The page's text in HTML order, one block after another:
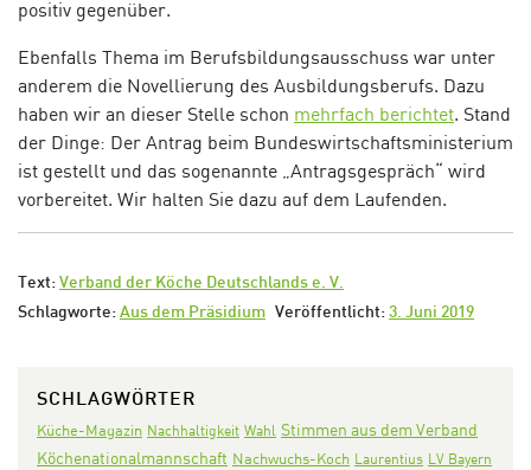
positiv gegenüber.
Ebenfalls Thema im Berufsbildungsausschuss war unter
anderem die Novellierung des Ausbildungsberufs. Dazu
haben wir an dieser Stelle schon mehrfach berichtet. Stand
der Dinge: Der Antrag beim Bundeswirtschaftsministerium
ist gestellt und das sogenannte „Antragsgespräch“ wird
vorbereitet. Wir halten Sie dazu auf dem Laufenden.
Text: Verband der Köche Deutschlands e. V.
Schlagworte: Aus dem Präsidium Veröffentlicht: 3. Juni 2019
SCHLAGWÖRTER
Küche-Magazin Nachhaltigkeit Wahl Stimmen aus dem Verband
Köchenationalmannschaft Nachwuchs-Koch Laurentius LV Bayern